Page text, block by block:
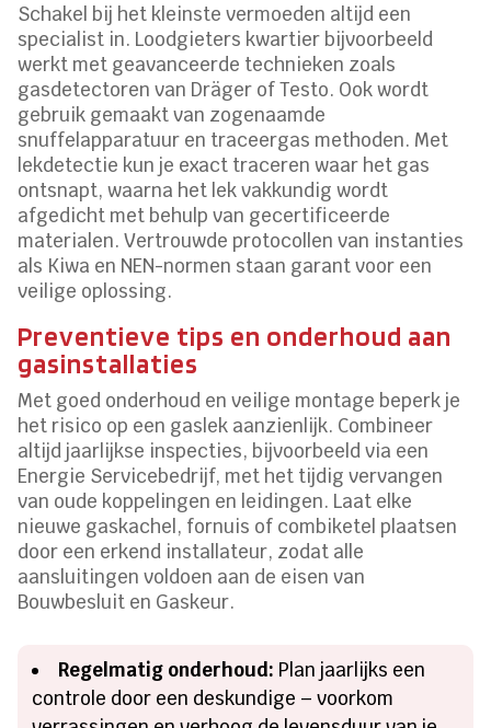
Schakel bij het kleinste vermoeden altijd een
specialist in. Loodgieters kwartier bijvoorbeeld
werkt met geavanceerde technieken zoals
gasdetectoren van Dräger of Testo. Ook wordt
gebruik gemaakt van zogenaamde
snuffelapparatuur en traceergas methoden. Met
lekdetectie kun je exact traceren waar het gas
ontsnapt, waarna het lek vakkundig wordt
afgedicht met behulp van gecertificeerde
materialen. Vertrouwde protocollen van instanties
als Kiwa en NEN-normen staan garant voor een
veilige oplossing.
Preventieve tips en onderhoud aan
gasinstallaties
Met goed onderhoud en veilige montage beperk je
het risico op een gaslek aanzienlijk. Combineer
altijd jaarlijkse inspecties, bijvoorbeeld via een
Energie Servicebedrijf, met het tijdig vervangen
van oude koppelingen en leidingen. Laat elke
nieuwe gaskachel, fornuis of combiketel plaatsen
door een erkend installateur, zodat alle
aansluitingen voldoen aan de eisen van
Bouwbesluit en Gaskeur.
Regelmatig onderhoud: Plan jaarlijks een
controle door een deskundige – voorkom